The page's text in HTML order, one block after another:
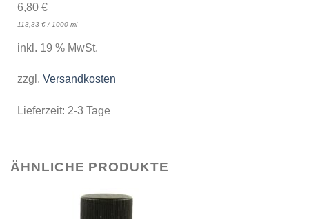
6,80 €
113,33 €/ 1000 ml
inkl. 19 % MwSt.
zzgl. Versandkosten
Lieferzeit: 2-3 Tage
ÄHNLICHE PRODUKTE